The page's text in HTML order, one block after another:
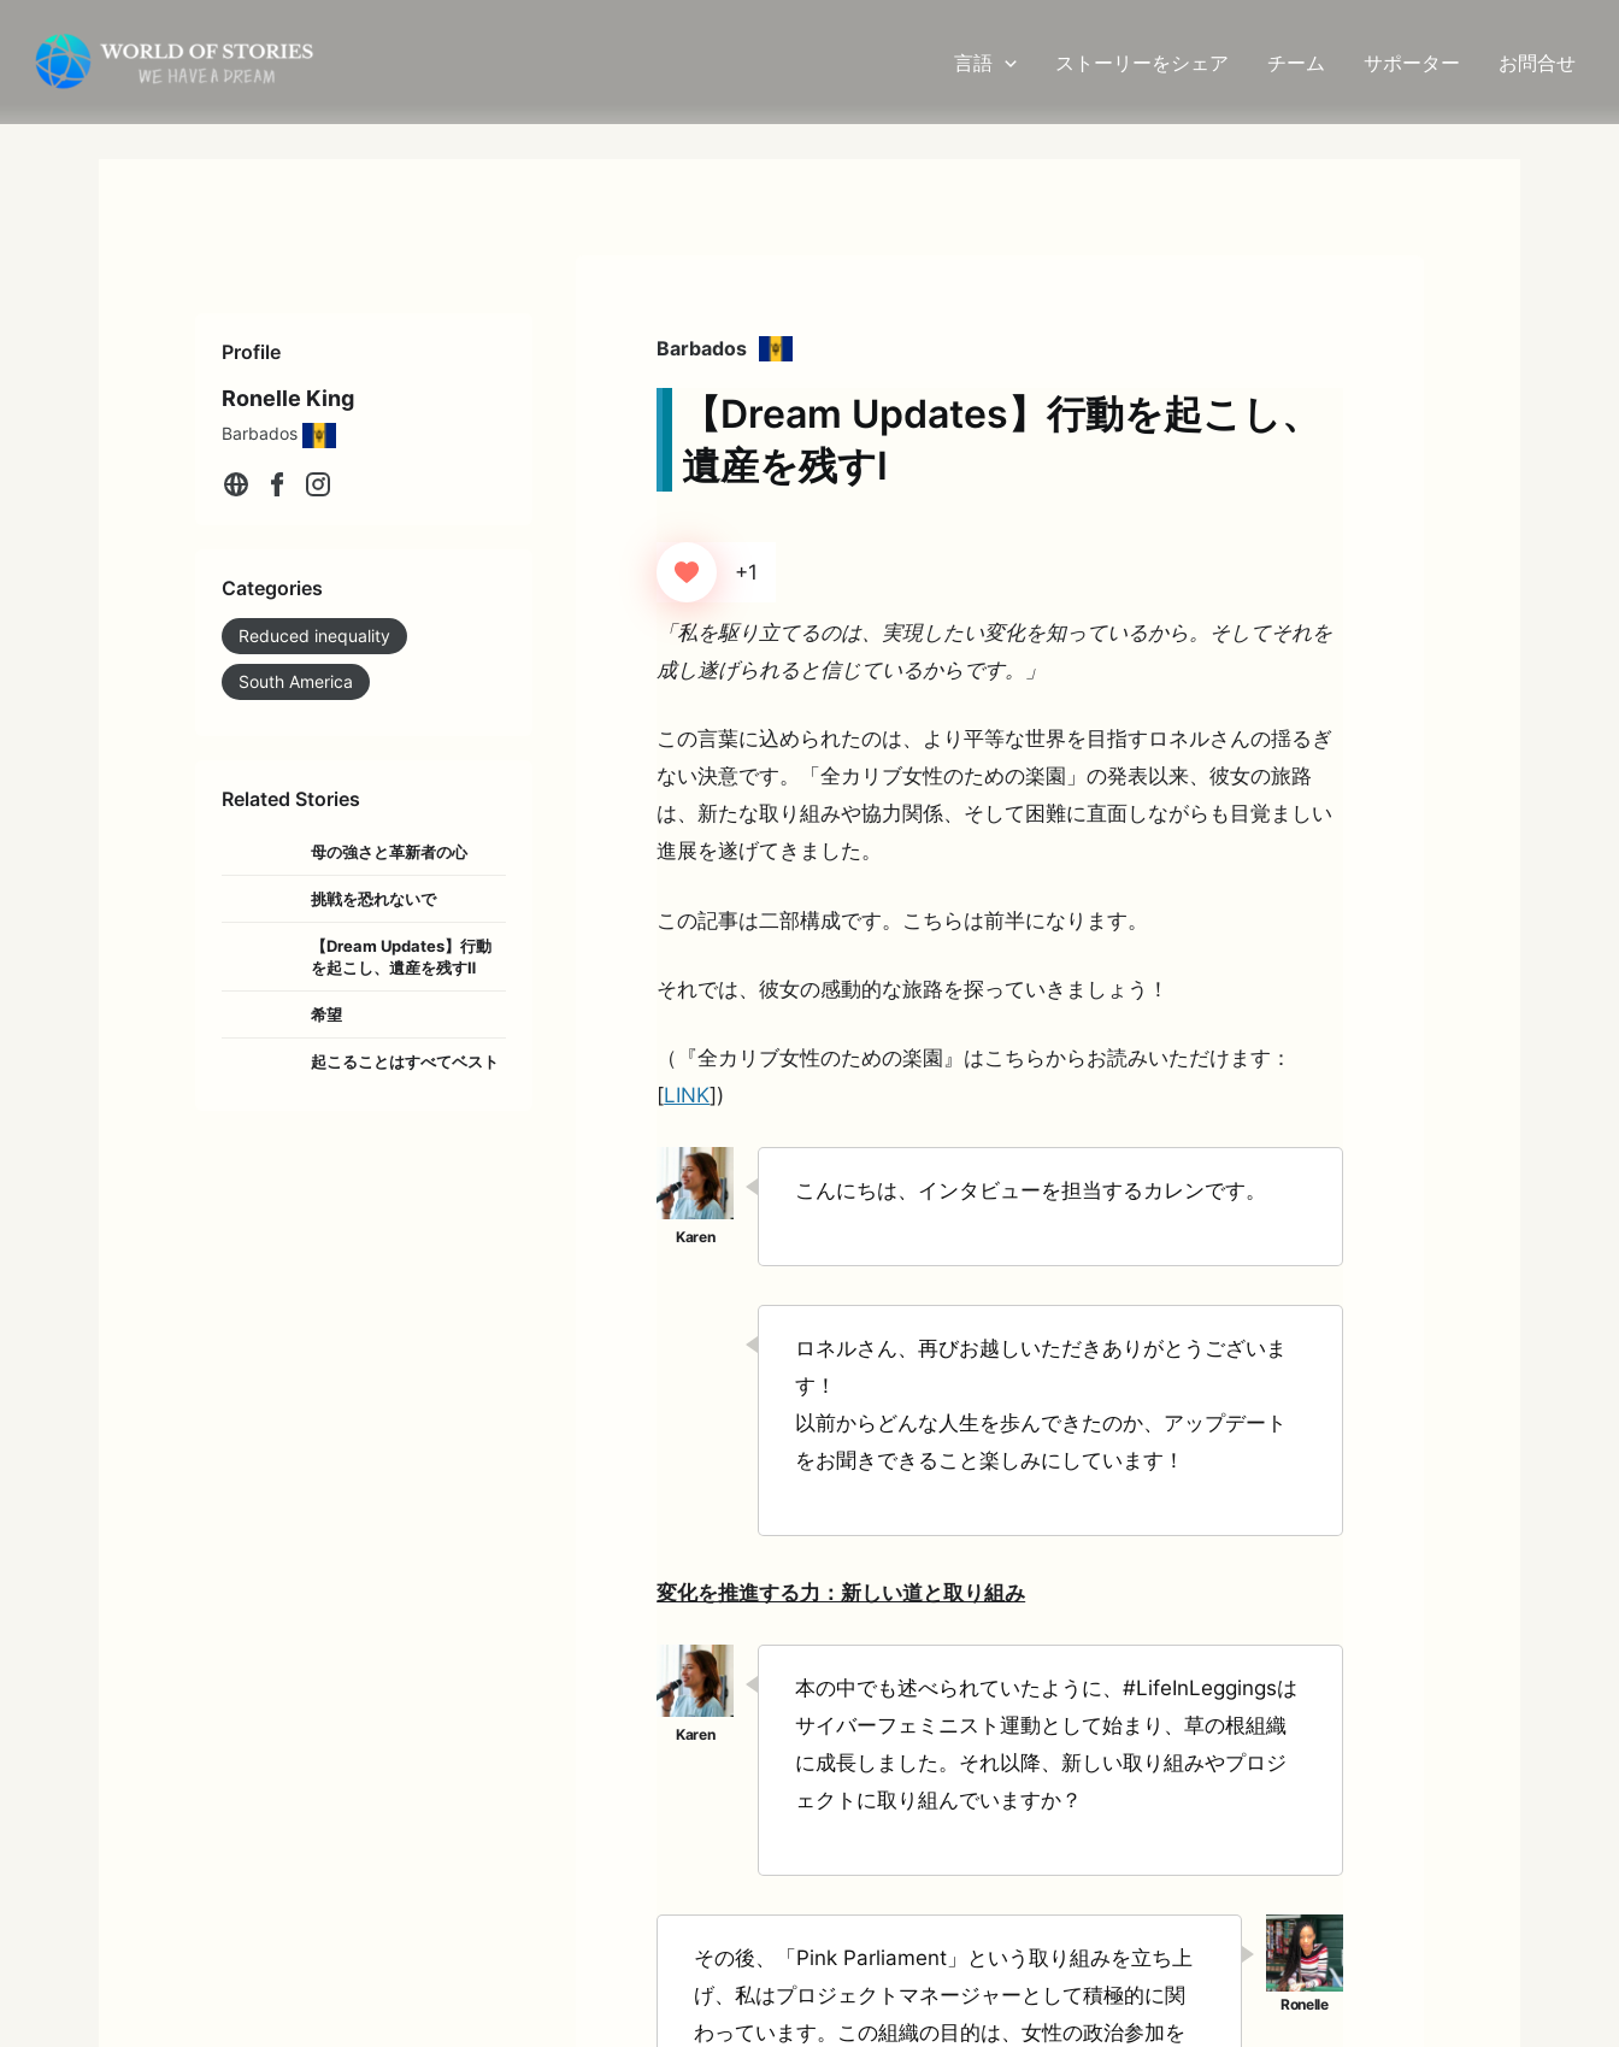
言語 ストーリーをシェア チーム サポーター お問合せ
Profile
Ronelle King
Barbados
Categories
Reduced inequality
South America
Related Stories
母の強さと革新者の心
挑戦を恐れないで
【Dream Updates】行動
を起こし、遺産を残すⅡ
希望
起こることはすべてベスト
Barbados
【Dream Updates】行動を起こし、
遺産を残すⅠ
+1
「私を駆り立てるのは、実現したい変化を知っているから。そしてそれを
成し遂げられると信じているからです。」
この言葉に込められたのは、より平等な世界を目指すロネルさんの揺るぎ
ない決意です。「全カリブ女性のための楽園」の発表以来、彼女の旅路
は、新たな取り組みや協力関係、そして困難に直面しながらも目覚ましい
進展を遂げてきました。
この記事は二部構成です。こちらは前半になります。
それでは、彼女の感動的な旅路を探っていきましょう！
（『全カリブ女性のための楽園』はこちらからお読みいただけます：
[LINK])
こんにちは、インタビューを担当するカレンです。
ロネルさん、再びお越しいただきありがとうございま
す！
以前からどんな人生を歩んできたのか、アップデート
をお聞きできること楽しみにしています ！
変化を推進する力：新しい道と取り組み
本の中でも述べられていたように、#LifeInLeggingsは
サイバーフェミニスト運動として始まり、草の根組織
に成長しました。それ以降、新しい取り組みやプロジ
ェクトに取り組んでいますか？
その後、「Pink Parliament」という取り組みを立ち上
げ、私はプロジェクトマネージャーとして積極的に関
わっています。この組織の目的は、女性の政治参加を